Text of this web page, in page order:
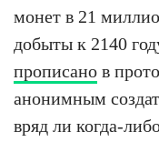
монет в 21
добыты к 2140
прописано в
анонимным
вряд ли когда-